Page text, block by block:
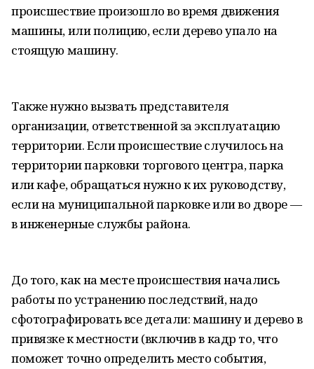
происшествие произошло во время движения
машины, или полицию, если дерево упало на
стоящую машину.
Также нужно вызвать представителя
организации, ответственной за эксплуатацию
территории. Если происшествие случилось на
территории парковки торгового центра, парка
или кафе, обращаться нужно к их руководству,
если на муниципальной парковке или во дворе —
в инженерные службы района.
До того, как на месте происшествия начались
работы по устранению последствий, надо
сфотографировать все детали: машину и дерево в
привязке к местности (включив в кадр то, что
поможет точно определить место события,